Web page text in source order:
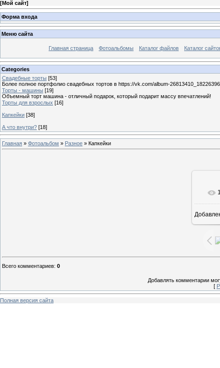
[Мой сайт]
Форма входа
Меню сайта
Главная страница Фотоальбомы Каталог файлов Каталог
Categories
Свадебные торты [53]
Более полное портфолио свадебных тортов в https://vk.com/album-
Торты - машины [19]
Объемный торт машина - отличный подарок, который подарит массу впечатлений!
Торты для взрослых [16]
Капкейки [38]
А что внутри? [18]
Главная » Фотоальбом » Разное » Капкейки
Всего комментариев: 0
Добавлять комментарии
[
Полная версия сайта